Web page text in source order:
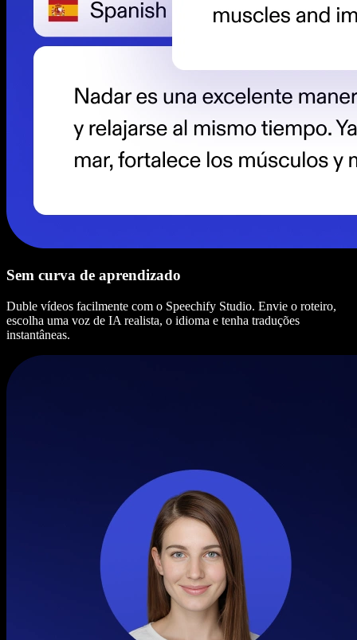
Sem curva de aprendizado
Duble vídeos facilmente com o Speechify Studio. Envie o roteiro,
escolha uma voz de IA realista, o idioma e tenha traduções
instantâneas.